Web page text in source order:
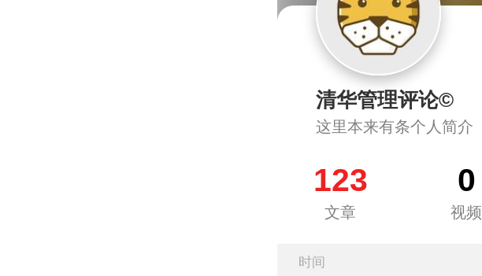
清华管理评论©
这里本来有条个人简介
123
文章
0
视频
时间